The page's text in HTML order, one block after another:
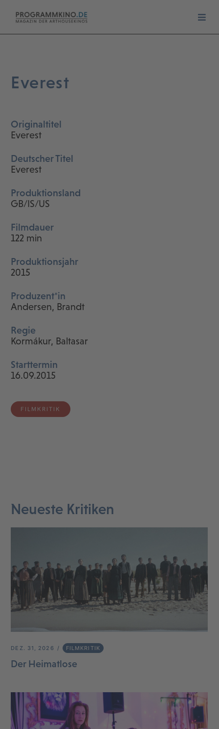
Everest
Originaltitel
Everest
Deutscher Titel
Everest
Produktionsland
GB/IS/US
Filmdauer
122 min
Produktionsjahr
2015
Produzent*in
Andersen, Brandt
Regie
Kormákur, Baltasar
Starttermin
16.09.2015
FILMKRITIK
Neueste Kritiken
DEZ. 31, 2026 FILMKRITIK
Der Heimatlose